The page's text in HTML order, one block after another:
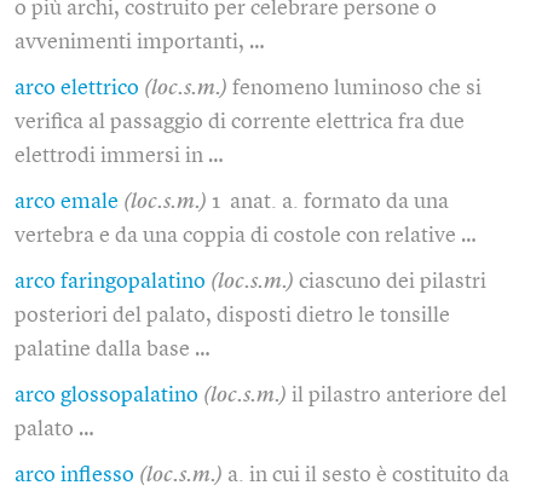
o più archi, costruito per celebrare persone o
avvenimenti importanti, …
arco elettrico (loc.s.m.) fenomeno luminoso che si
verifica al passaggio di corrente elettrica fra due
elettrodi immersi in …
arco emale (loc.s.m.) 1 anat. a. formato da una
vertebra e da una coppia di costole con relative …
arco faringopalatino (loc.s.m.) ciascuno dei pilastri
posteriori del palato, disposti dietro le tonsille
palatine dalla base …
arco glossopalatino (loc.s.m.) il pilastro anteriore del
palato …
arco inflesso (loc.s.m.) a. in cui il sesto è costituito da